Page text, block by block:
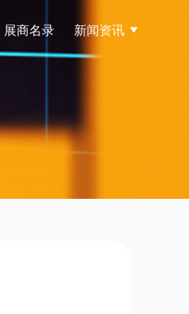
展商名录 新闻资讯